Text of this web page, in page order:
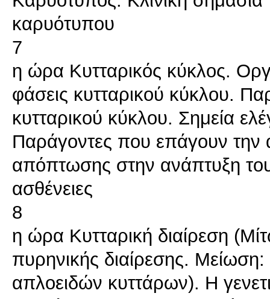
καρυότυπου
7
η ώρα Κυτταρικός κύκλος.
φάσεις κυτταρικού κύκλου.
κυτταρικού κύκλου. Σημεία
Παράγοντες που επάγουν
απόπτωσης στην ανάπτυξη
ασθένειες
8
η ώρα Κυτταρική διαίρεση
πυρηνικής διαίρεσης.
απλοειδών κυττάρων). Η